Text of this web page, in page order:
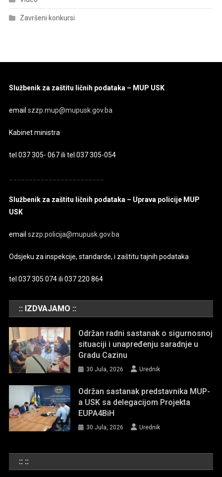
Završeni konkursi
Službenik za zaštitu ličnih podataka – MUP USK
emailszzp.mup@mupusk.gov.ba
Kabinet ministra
tel 037 305- 067 ili tel 037 305-054
Službenik za zaštitu ličnih podataka – Uprava policije MUP
USK
emailszzp.policija@mupusk.gov.ba
Odsjeku za inspekcije, standarde, i zaštitu tajnih podataka
tel 037 305 074 ili 037 220 864
:: IZDVAJAMO ::
Održan radni sastanak o sigurnosnoj
situaciji i unapređenju saradnje u
Gradu Cazinu
30 Jula, 2026 Urednik
Održan sastanak predstavnika MUP-
a USK sa delegacijom Projekta
EUPA4BiH
30 Jula, 2026 Urednik
:: ::